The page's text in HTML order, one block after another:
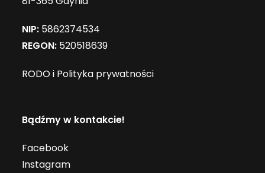
NIP: 5862374534
REGON: 520518639
RODO i Polityka prywatności
Bądźmy w kontakcie!
Facebook
Instagram